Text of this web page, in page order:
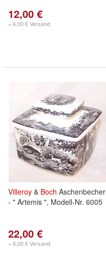
12,00 €
+ 6,00 € Versand
Villeroy & Boch Aschenbecher
- " Artemis ", Modell-Nr. 6005
22,00 €
+ 6,00 € Versand